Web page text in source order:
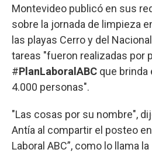
Montevideo publicó en sus
sobre la jornada de limpieza
las playas Cerro y del
tareas "fueron realizadas por
#PlanLaboralABC que brinda
4.000 personas".
"Las cosas por su nombre",
Antía al compartir el posteo
Laboral ABC”, como lo llama